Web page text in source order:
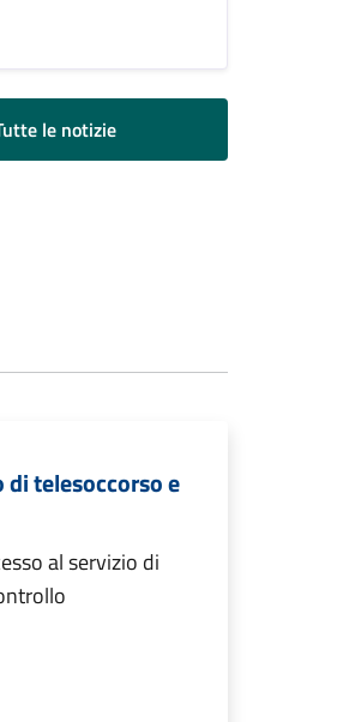
le notizie
di telesoccorso e
al servizio di